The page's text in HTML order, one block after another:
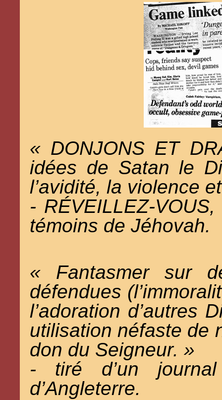
« DONJONS ET
idées de Satan le
l’avidité, la violence
- RÉVEILLEZ-
témoins de Jéhovah.
« Fantasmer sur
défendues
l’adoration d’autres
utilisation néfaste de
don du Seigneur. »
- tiré d’un journal
d’Angleterre.